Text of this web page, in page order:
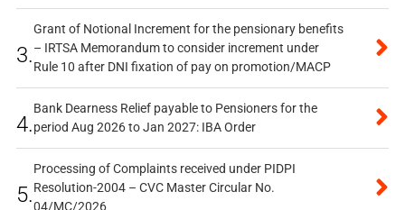
3.
Grant of Notional Increment for the pensionary benefits
– IRTSA Memorandum to consider increment under
Rule 10 after DNI fixation of pay on promotion/MACP
4.
Bank Dearness Relief payable to Pensioners for the
period Aug 2026 to Jan 2027: IBA Order
5.
Processing of Complaints received under PIDPI
Resolution-2004 – CVC Master Circular No.
04/MC/2026